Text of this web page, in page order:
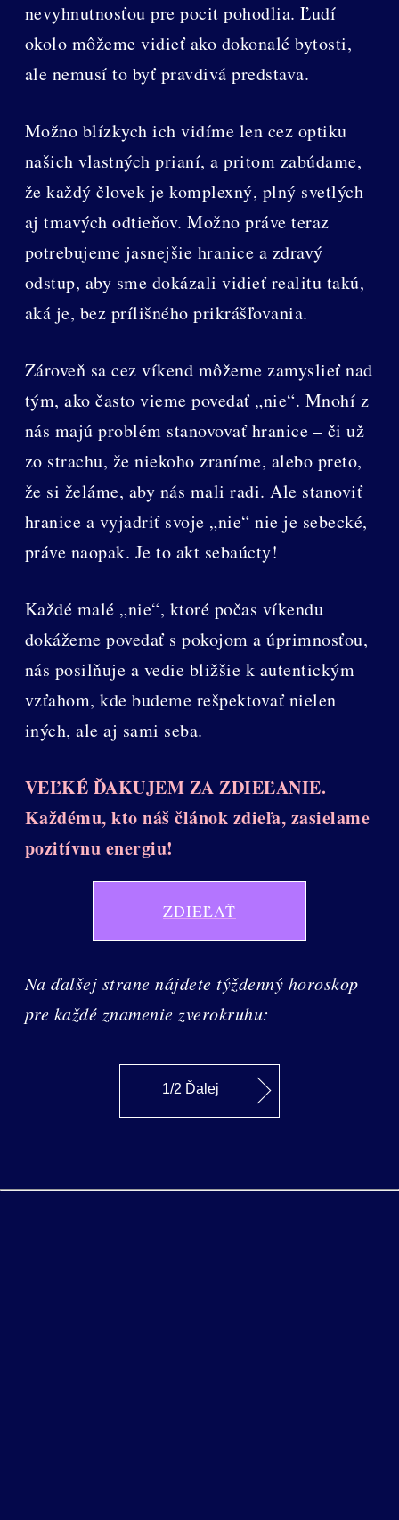
nevyhnutnosťou pre pocit pohodlia. Ľudí
okolo môžeme vidieť ako dokonalé bytosti,
ale nemusí to byť pravdivá predstava.
Možno blízkych ich vidíme len cez optiku
našich vlastných prianí, a pritom zabúdame,
že každý človek je komplexný, plný svetlých
aj tmavých odtieňov. Možno práve teraz
potrebujeme jasnejšie hranice a zdravý
odstup, aby sme dokázali vidieť realitu takú,
aká je, bez prílišného prikrášľovania.
Zároveň sa cez víkend môžeme zamyslieť nad
tým, ako často vieme povedať „nie“. Mnohí z
nás majú problém stanovovať hranice – či už
zo strachu, že niekoho zraníme, alebo preto,
že si želáme, aby nás mali radi. Ale stanoviť
hranice a vyjadriť svoje „nie“ nie je sebecké,
práve naopak. Je to akt sebaúcty!
Každé malé „nie“, ktoré počas víkendu
dokážeme povedať s pokojom a úprimnosťou,
nás posilňuje a vedie bližšie k autentickým
vzťahom, kde budeme rešpektovať nielen
iných, ale aj sami seba.
VEĽKÉ ĎAKUJEM ZA ZDIEĽANIE.
Každému, kto náš článok zdieľa, zasielame
pozitívnu energiu!
ZDIEĽAŤ
Na ďalšej strane nájdete týždenný horoskop
pre každé znamenie zverokruhu:
1/2 Ďalej